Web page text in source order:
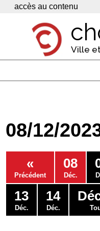
Panneau de gestion des cookies
accès au contenu
Ville
Economie
Services
Contacts
08/12/
«
Précédent
08
Déc.
13
Déc.
14
Déc.